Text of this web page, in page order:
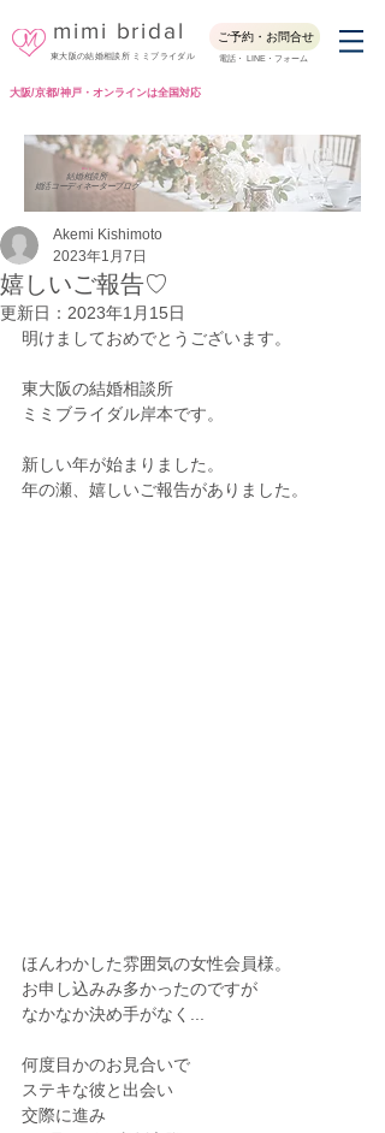
東大阪の結婚相談所 ミミブライダル
mimi bridal ご予約・お問合せ
電話・ LINE・フォーム
大阪/京都/神戸・オンラインは全国対応
結婚相談所
婚活コーディネーターブログ
Blog
嬉しいご報告♡
Akemi Kishimoto
2023年1月7日
更新日： 2023年1月15日
明けましておめでとうございます。
東大阪の結婚相談所
ミミブライダル岸本です。
新しい年が始まりました。
年の瀬、嬉しいご報告がありました。
ほんわかした雰囲気の女性会員様。
お申し込みみ多かったのですが
なかなか決め手がなく...
何度目かのお見合いで
ステキな彼と出会い
交際に進み